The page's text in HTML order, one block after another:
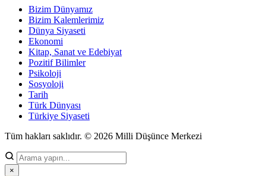
Bizim Dünyamız
Bizim Kalemlerimiz
Dünya Siyaseti
Ekonomi
Kitap, Sanat ve Edebiyat
Pozitif Bilimler
Psikoloji
Sosyoloji
Tarih
Türk Dünyası
Türkiye Siyaseti
Tüm hakları saklıdır. © 2026 Milli Düşünce Merkezi
×